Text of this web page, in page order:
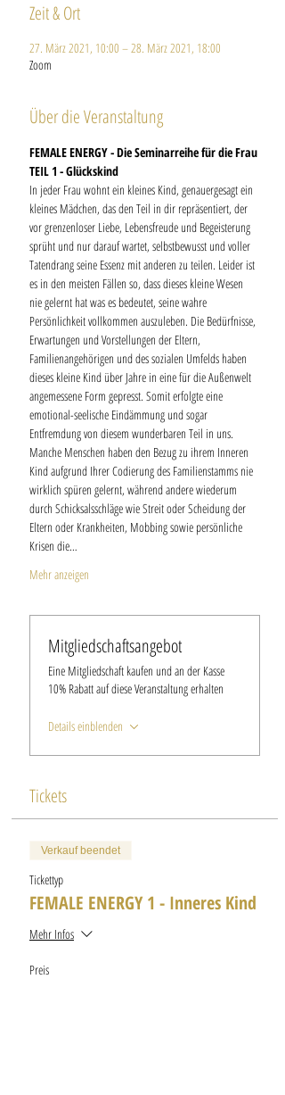
Zeit & Ort
27. März 2021, 10:00 – 28. März 2021, 18:00
Zoom
Über die Veranstaltung
FEMALE ENERGY - Die Seminarreihe für die Frau
TEIL 1 - Glückskind
In jeder Frau wohnt ein kleines Kind, genauergesagt ein
kleines Mädchen, das den Teil in dir repräsentiert, der
vor grenzenloser Liebe, Lebensfreude und Begeisterung
sprüht und nur darauf wartet, selbstbewusst und voller
Tatendrang seine Essenz mit anderen zu teilen. Leider ist
es in den meisten Fällen so, dass dieses kleine Wesen
nie gelernt hat was es bedeutet, seine wahre
Persönlichkeit vollkommen auszuleben. Die Bedürfnisse,
Erwartungen und Vorstellungen der Eltern,
Familienangehörigen und des sozialen Umfelds haben
dieses kleine Kind über Jahre in eine für die Außenwelt
angemessene Form gepresst. Somit erfolgte eine
emotional-seelische Eindämmung und sogar
Entfremdung von diesem wunderbaren Teil in uns.
Manche Menschen haben den Bezug zu ihrem Inneren
Kind aufgrund Ihrer Codierung des Familienstamms nie
wirklich spüren gelernt, während andere wiederum
durch Schicksalsschläge wie Streit oder Scheidung der
Eltern oder Krankheiten, Mobbing sowie persönliche
Krisen die…
Mehr anzeigen
Mitgliedschaftsangebot
Eine Mitgliedschaft kaufen und an der Kasse
10% Rabatt auf diese Veranstaltung erhalten
Details einblenden
Tickets
Verkauf beendet
Tickettyp
FEMALE ENERGY 1 - Inneres Kind
Mehr Infos
Preis